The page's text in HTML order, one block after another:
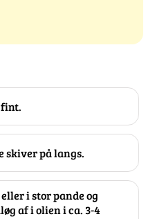
skiver på langs.
i stor pande og
af i olien i ca. 3-4